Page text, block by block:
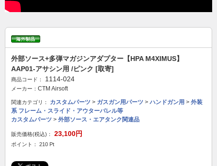
外部ソース+多弾マガジンアダプター【HPA M4XIMUS】
AAP01-アサシン用 /ピンク [取寄]
商品コード： 1114-024
メーカー： CTM Airsoft
関連カテゴリ： カスタムパーツ > ガスガン用パーツ > ハンドガン用 > 外装
系 フレーム・スライド・アウターバレル等
カスタムパーツ > 外部ソース・エアタンク関連品
販売価格(税込)： 23,100円
ポイント： 210 Pt